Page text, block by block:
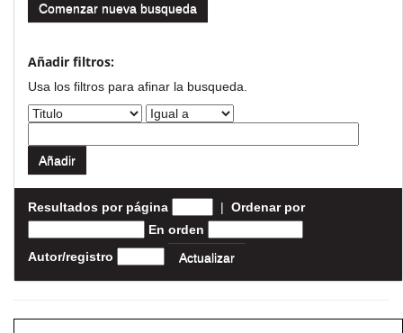
Comenzar nueva busqueda
Añadir filtros:
Usa los filtros para afinar la busqueda.
Resultados por página | Ordenar por
En orden
Autor/registro